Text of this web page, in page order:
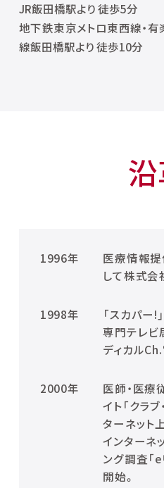
JR飯田橋駅より 徒歩5分
地下鉄東京メトロ東西線・
線飯田橋駅より 徒歩10分
1996年
医療情報
して株式会
1998年
「スカパー
専門テレビ
ディカル
2000年
医師・医療
イト「クラ
ターネット
インターネ
ング調査「
開始。